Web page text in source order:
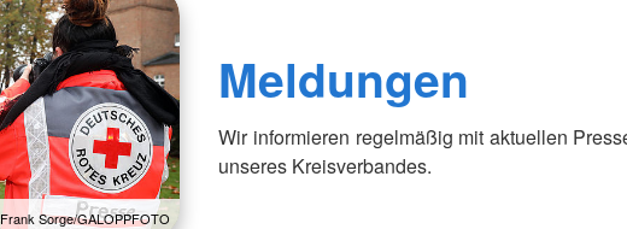
Frank Sorge/GALOPPFOTO
Meldungen
Wir informieren regelmäßig mit aktuellen
unseres Kreisverbandes.